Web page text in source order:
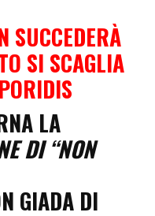
SUCCEDERÀ
SI SCAGLIA
LA
DI “NON
GIADA DI